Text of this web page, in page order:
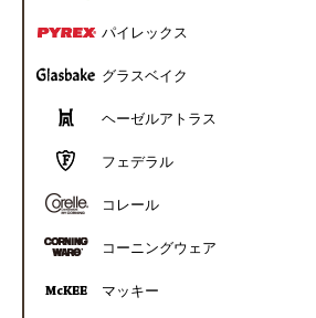
パイレックス
グラスベイク
ヘーゼルアトラス
フェデラル
コレール
コーニングウェア
マッキー